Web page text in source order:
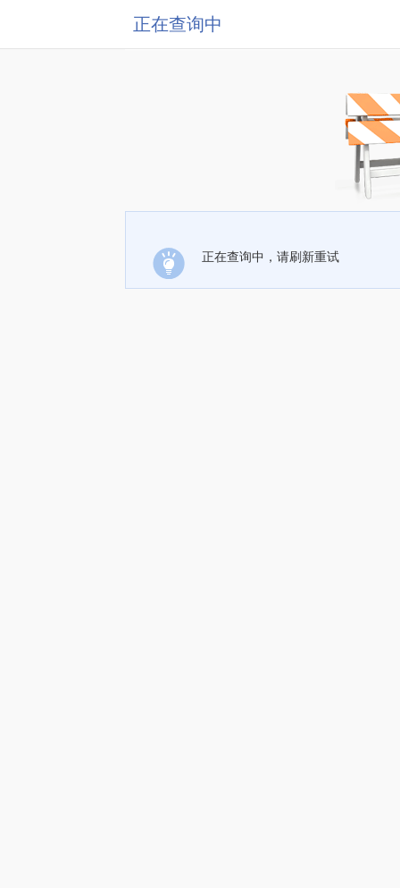
正在查询中
正在查询中，请刷新重试